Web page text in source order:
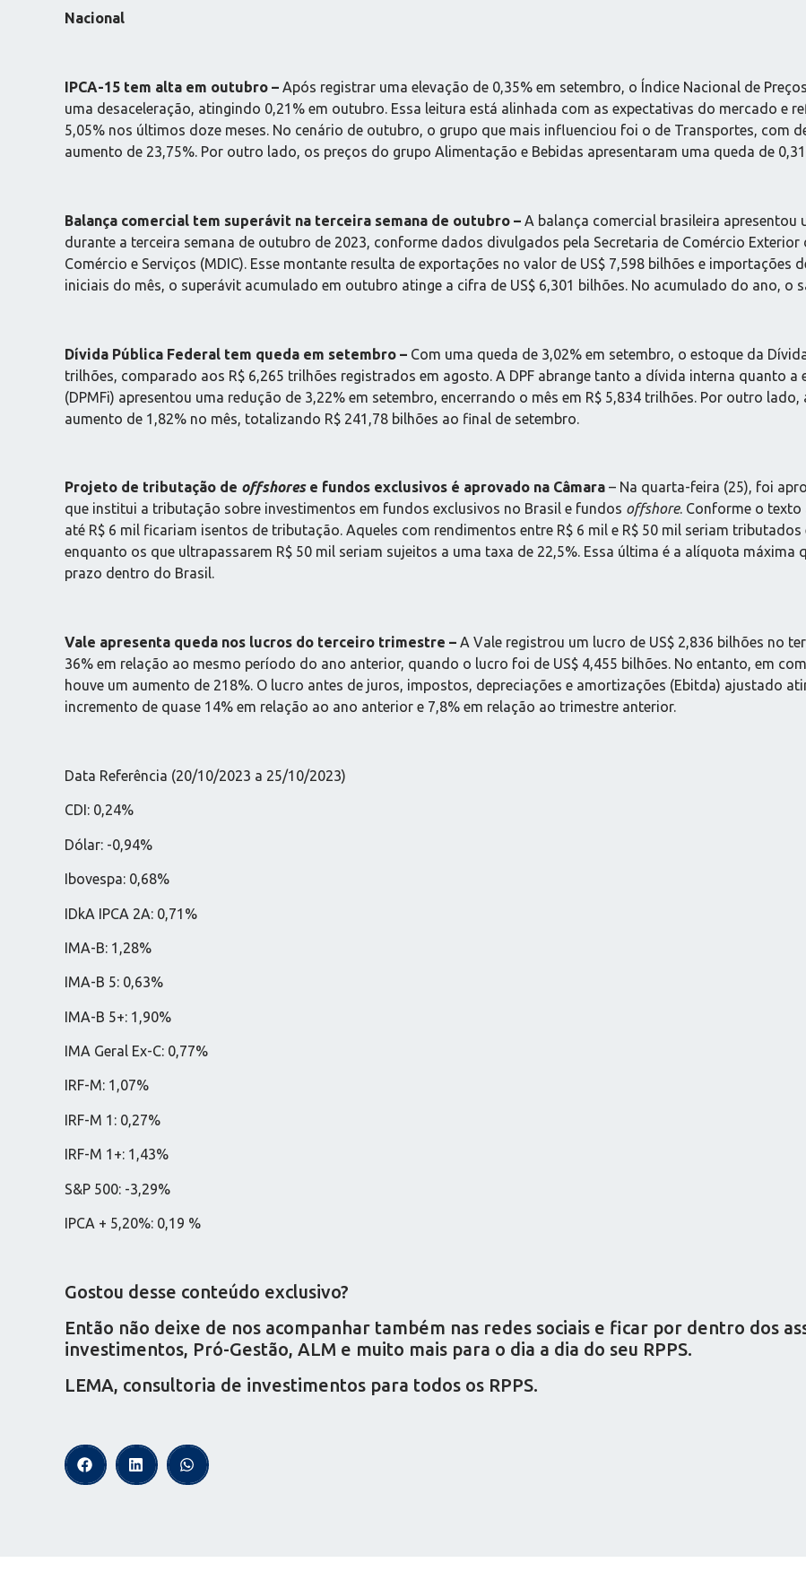
Nacional
IPCA-15 tem alta em outubro – Após registrar uma elevação de 0,35% em setembro, o Índice Nacional de
uma desaceleração, atingindo 0,21% em outubro. Essa leitura está alinhada com as expectativas do mercado e
5,05% nos últimos doze meses. No cenário de outubro, o grupo que mais influenciou foi o de Transportes, com
aumento de 23,75%. Por outro lado, os preços do grupo Alimentação e Bebidas apresentaram uma queda de
Balança comercial tem superávit na terceira semana de outubro – A balança comercial brasileira apresentou
durante a terceira semana de outubro de 2023, conforme dados divulgados pela Secretaria de Comércio
Comércio e Serviços (MDIC). Esse montante resulta de exportações no valor de US$ 7,598 bilhões e importações
iniciais do mês, o superávit acumulado em outubro atinge a cifra de US$ 6,301 bilhões. No acumulado do ano, o
Dívida Pública Federal tem queda em setembro – Com uma queda de 3,02% em setembro, o estoque da
trilhões, comparado aos R$ 6,265 trilhões registrados em agosto. A DPF abrange tanto a dívida interna quanto a
(DPMFi) apresentou uma redução de 3,22% em setembro, encerrando o mês em R$ 5,834 trilhões. Por outro lado,
aumento de 1,82% no mês, totalizando R$ 241,78 bilhões ao final de setembro.
Projeto de tributação de offshorese fundos exclusivos é aprovado na Câmara – Na quarta-feira (25), foi
que institui a tributação sobre investimentos em fundos exclusivos no Brasil e fundos offshore. Conforme o
até R$ 6 mil ficariam isentos de tributação. Aqueles com rendimentos entre R$ 6 mil e R$ 50 mil seriam
enquanto os que ultrapassarem R$ 50 mil seriam sujeitos a uma taxa de 22,5%. Essa última é a alíquota
prazo dentro do Brasil.
Vale apresenta queda nos lucros do terceiro trimestre – A Vale registrou um lucro de US$ 2,836 bilhões no
36% em relação ao mesmo período do ano anterior, quando o lucro foi de US$ 4,455 bilhões. No entanto, em
houve um aumento de 218%. O lucro antes de juros, impostos, depreciações e amortizações (Ebitda) ajustado
incremento de quase 14% em relação ao ano anterior e 7,8% em relação ao trimestre anterior.
Data Referência (20/10/2023 a 25/10/2023)
CDI: 0,24%
Dólar: -0,94%
Ibovespa: 0,68%
IDkA IPCA 2A: 0,71%
IMA-B: 1,28%
IMA-B 5: 0,63%
IMA-B 5+: 1,90%
IMA Geral Ex-C: 0,77%
IRF-M: 1,07%
IRF-M 1: 0,27%
IRF-M 1+: 1,43%
S&P 500: -3,29%
IPCA + 5,20%: 0,19 %
Gostou desse conteúdo exclusivo?
Então não deixe de nos acompanhar também nas redes sociais e ficar por dentro dos
investimentos, Pró-Gestão, ALM e muito mais para o dia a dia do seu RPPS.
LEMA, consultoria de investimentos para todos os RPPS.